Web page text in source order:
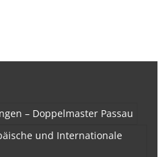
– Doppelmaster Passau
und Internationale